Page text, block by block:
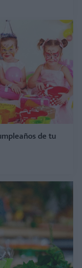
de tu